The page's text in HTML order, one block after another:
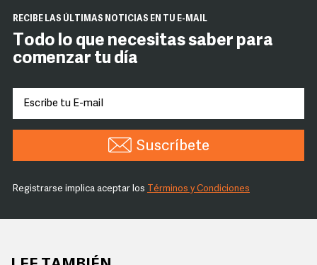
RECIBE LAS ÚLTIMAS NOTICIAS EN TU E-MAIL
Todo lo que necesitas saber para
comenzar tu día
Suscríbete
Registrarse implica aceptar los Términos y Condiciones